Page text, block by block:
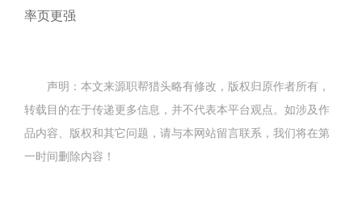
率页更强
声明：本文来源职帮猎头略有修改，版权归原作者所有，
转载目的在于传递更多信息，并不代表本平台观点。如涉及作
品内容、版权和其它问题，请与本网站留言联系，我们将在第
一时间删除内容！